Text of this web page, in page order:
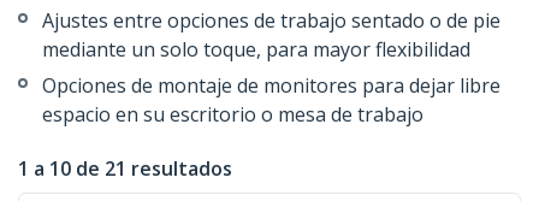
Ajustes entre opciones de trabajo sentado o de pie
mediante un solo toque, para mayor flexibilidad
Opciones de montaje de monitores para dejar libre
espacio en su escritorio o mesa de trabajo
1 a 10 de 21 resultados